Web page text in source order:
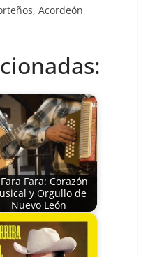
Acordeón
Fara: Corazón
y Orgullo de
Nuevo León